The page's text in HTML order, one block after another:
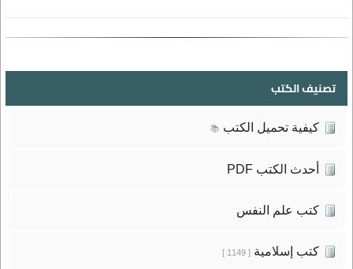
تصنيف الكتب
كيفية تحميل الكتب 📚
أحدث الكتب PDF
كتب علم النفس
كتب إسلامية[ 1149 ]